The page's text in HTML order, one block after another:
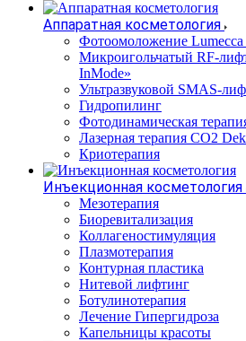
Аппаратная косметология
Фотоомоложение
Микроигольчатый RF-
InMode»
Ультразвуковой SMAS-
Гидропилинг
Фотодинамическая
Лазерная терапия CO2
Криотерапия
Инъекционная косметология
Мезотерапия
Биоревитализация
Коллагеностимуляция
Плазмотерапия
Контурная пластика
Нитевой лифтинг
Ботулинотерапия
Лечение Гипергидроза
Капельницы красоты